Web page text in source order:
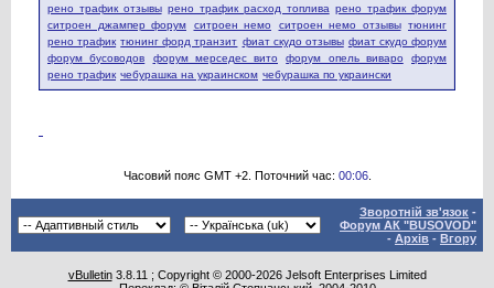
рено трафик отзывы рено трафик расход топлива рено трафик форум
ситроен джампер форум
ситроен немо ситроен немо отзывы тюнинг
рено трафик тюнинг форд транзит фиат скудо отзывы фиат скудо форум
форум бусоводов
форум мерседес вито форум опель виваро
форум
рено трафик чебурашка на украинском чебурашка по украински
Часовий пояс GMT +2. Поточний час: 00:06.
Зворотній зв'язок -
Форум АК "BUSOVOD"
- Архів - Вгору
vBulletin3.8.11 ; Copyright © 2000-2026 Jelsoft Enterprises Limited